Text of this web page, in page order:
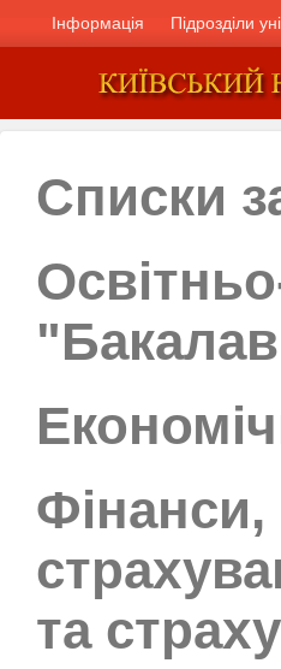
Інформація Підрозділи
Списки
Фінанси,
та